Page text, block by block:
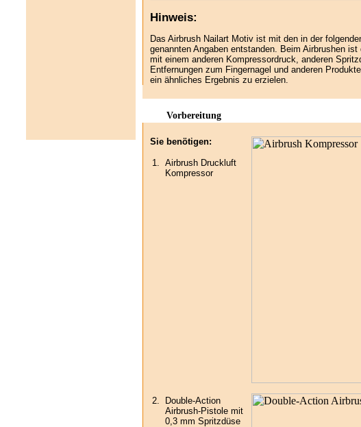
Hinweis:
Das Airbrush Nailart Motiv ist mit den in der
genannten Angaben entstanden. Beim Airbrushen
mit einem anderen Kompressordruck, anderen
Entfernungen zum Fingernagel und anderen
ein ähnliches Ergebnis zu erzielen.
Vorbereitung
Sie benötigen:
1. Airbrush Druckluft
Kompressor
2.
Double-Action
Airbrush-Pistole mit
0,3 mm Spritzdüse